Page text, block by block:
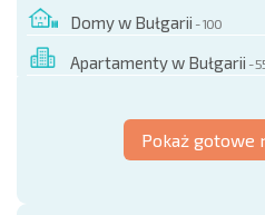
Domy w Bułgarii - 100
Apartamenty w Bułgarii -
Pokaż gotowe